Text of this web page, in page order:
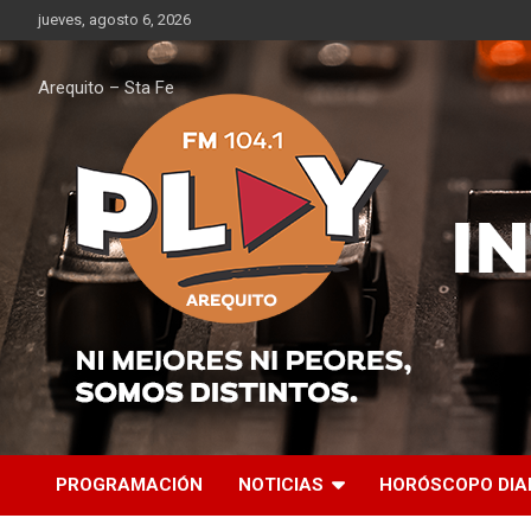
Saltar
al
contenido
jueves, agosto 6, 2026
Arequito – Sta Fe
PROGRAMACIÓN NOTICIAS HORÓSCOPO